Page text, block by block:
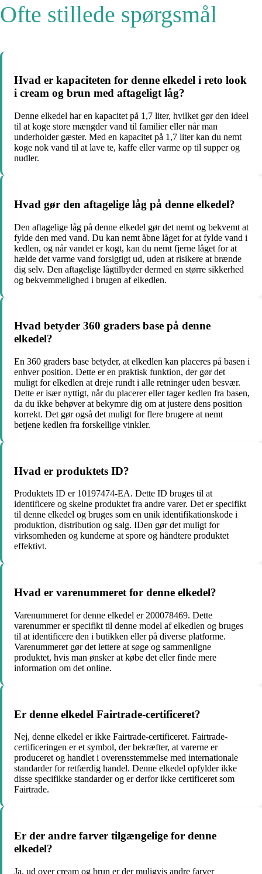
Ofte stillede spørgsmål
Hvad er kapaciteten for denne elkedel i reto look
i cream og brun med aftageligt låg?
Denne elkedel har en kapacitet på 1,7 liter, hvilket gør den ideel
til at koge store mængder vand til familier eller når man
underholder gæster. Med en kapacitet på 1,7 liter kan du nemt
koge nok vand til at lave te, kaffe eller varme op til supper og
nudler.
Hvad gør den aftagelige låg på denne elkedel?
Den aftagelige låg på denne elkedel gør det nemt og bekvemt at
fylde den med vand. Du kan nemt åbne låget for at fylde vand i
kedlen, og når vandet er kogt, kan du nemt fjerne låget for at
hælde det varme vand forsigtigt ud, uden at risikere at brænde
dig selv. Den aftagelige lågtilbyder dermed en større sikkerhed
og bekvemmelighed i brugen af ​​elkedlen.
Hvad betyder 360 graders base på denne
elkedel?
En 360 graders base betyder, at elkedlen kan placeres på basen i
enhver position. Dette er en praktisk funktion, der gør det
muligt for elkedlen at dreje rundt i alle retninger uden besvær.
Dette er især nyttigt, når du placerer eller tager kedlen fra basen,
da du ikke behøver at bekymre dig om at justere dens position
korrekt. Det gør også det muligt for flere brugere at nemt
betjene kedlen fra forskellige vinkler.
Hvad er produktets ID?
Produktets ID er 10197474-EA. Dette ID bruges til at
identificere og skelne produktet fra andre varer. Det er specifikt
til denne elkedel og bruges som en unik identifikationskode i
produktion, distribution og salg. IDen gør det muligt for
virksomheden og kunderne at spore og håndtere produktet
effektivt.
Hvad er varenummeret for denne elkedel?
Varenummeret for denne elkedel er 200078469. Dette
varenummer er specifikt til denne model af elkedlen og bruges
til at identificere den i butikken eller på diverse platforme.
Varenummeret gør det lettere at søge og sammenligne
produktet, hvis man ønsker at købe det eller finde mere
information om det online.
Er denne elkedel Fairtrade-certificeret?
Nej, denne elkedel er ikke Fairtrade-certificeret. Fairtrade-
certificeringen er et symbol, der bekræfter, at varerne er
produceret og handlet i overensstemmelse med internationale
standarder for retfærdig handel. Denne elkedel opfylder ikke
disse specifikke standarder og er derfor ikke certificeret som
Fairtrade.
Er der andre farver tilgængelige for denne
elkedel?
Ja, ud over cream og brun er der muligvis andre farver